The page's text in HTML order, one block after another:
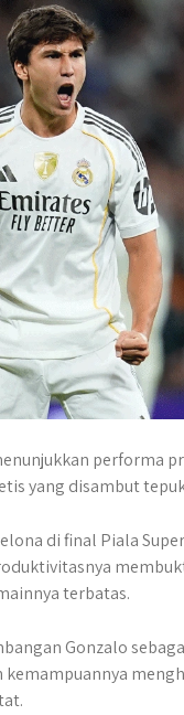
performa
yang disambut
di final Piala
terbatas.
Gonzalo